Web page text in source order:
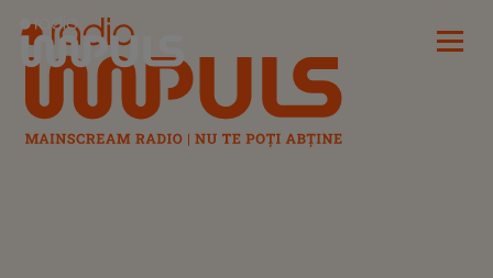
Radio Impuls